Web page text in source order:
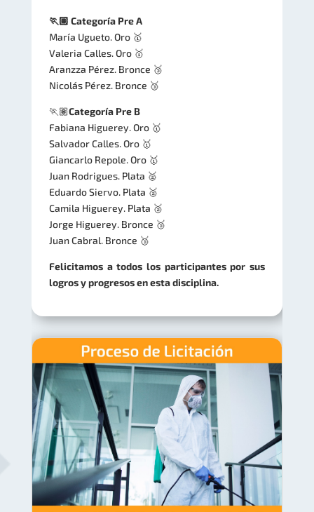
🏃🏽 Categoría Pre A
María Ugueto. Oro 🥇
Valeria Calles. Oro 🥇
Aranzza Pérez. Bronce 🥉
Nicolás Pérez. Bronce 🥉
🏃🏽Categoría Pre B
Fabiana Higuerey. Oro 🥇
Salvador Calles. Oro 🥇
Giancarlo Repole. Oro 🥇
Juan Rodrigues. Plata 🥈
Eduardo Siervo. Plata 🥈
Camila Higuerey. Plata 🥈
Jorge Higuerey. Bronce 🥉
Juan Cabral. Bronce 🥉
Felicitamos a todos los participantes por sus
logros y progresos en esta disciplina.